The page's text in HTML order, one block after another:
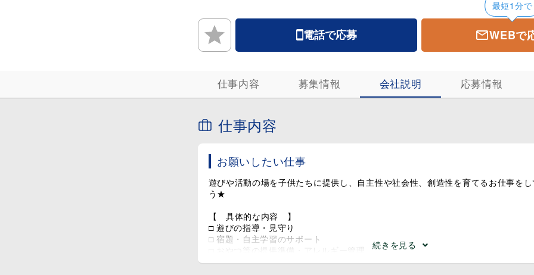
＊ブランクOK★資格があれば未経験も大歓迎！
＊残業や持ち帰り業務は一切ありません♪
＊時短勤務も相談OK
＊有給消化率100％!!
＝＝＝＝＝＝＝施設見学大歓迎！＝＝＝＝＝＝
沖縄からの飛行機代プラス宿泊代は当社が負担します！
＝＝＝＝＝＝＝＝＝＝＝＝＝＝＝＝＝＝＝＝＝
電話で応募
最短1分で
WEBで
仕事内容 募集情報 会社説明 応募情報
仕事内容
お願いしたい仕事
続きを見る
遊びや活動の場を子供たちに提供し、自主性や社会性、創造性を育てるお仕事をし
う★
【 具体的な内容 】
□ 遊びの指導・見守り
□ 宿題・自主学習のサポート
□ おやつ等の提供準備・アレルギー管理
□ 日誌や提出資料の作成